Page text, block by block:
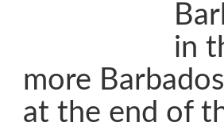
in
more
at the end of